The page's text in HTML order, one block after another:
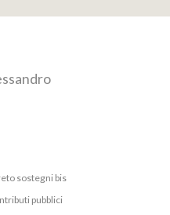
sostegni bis
pubblici